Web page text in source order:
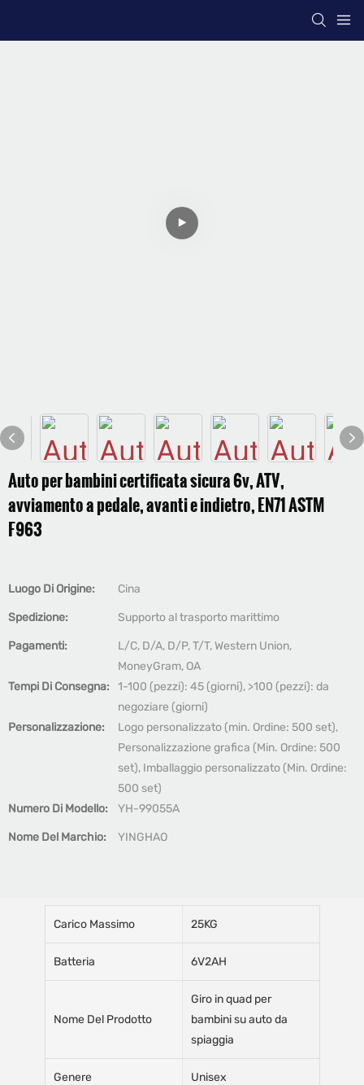
Auto per bambini certificata sicura 6v, ATV,
avviamento a pedale, avanti e indietro, EN71 ASTM
F963
Luogo Di Origine: Cina
Spedizione: Supporto al trasporto marittimo
Pagamenti:
L/C, D/A, D/P, T/T, Western Union,
MoneyGram, OA
Tempi Di Consegna:
1-100 (pezzi): 45 (giorni), >100 (pezzi): da
negoziare (giorni)
Personalizzazione:
Logo personalizzato (min. Ordine: 500 set),
Personalizzazione grafica (Min. Ordine: 500
set), Imballaggio personalizzato (Min. Ordine:
500 set)
Numero Di Modello:
YH-99055A
Nome Del Marchio: YINGHAO
Carico Massimo 25KG
Batteria 6V2AH
Nome Del Prodotto
Giro in quad per
bambini su auto da
spiaggia
Genere Unisex